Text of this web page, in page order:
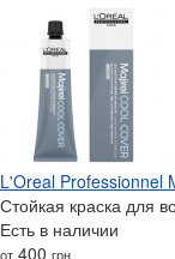
L'Oreal Professionnel
Стойкая краска для
Есть в наличии
от 400 грн